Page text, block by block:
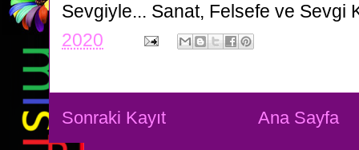
Sevgiyle... Sanat, Felsefe ve Sevgi
2020
Sonraki Kayıt Ana Sayfa